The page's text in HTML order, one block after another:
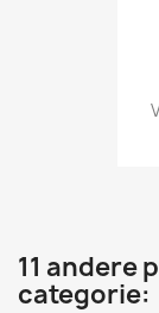
11 andere
categorie: